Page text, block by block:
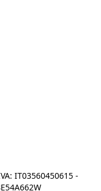
IT03560450615 -